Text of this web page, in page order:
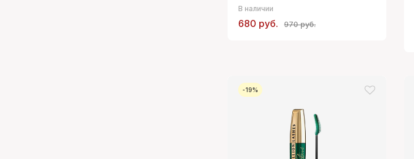
В наличии
680 руб. 970 руб.
-19%